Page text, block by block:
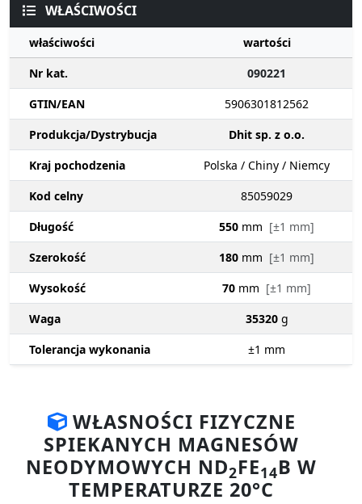
WŁAŚCIWOŚCI
właściwości
wartości
Nr kat.
090221
GTIN/EAN
5906301812562
Produkcja/Dystrybucja
Dhit sp. z o.o.
Kraj pochodzenia
Polska / Chiny / Niemcy
Kod celny
85059029
Długość
550 mm [±1 mm]
Szerokość
180 mm [±1 mm]
Wysokość
70 mm [±1 mm]
Waga
35320 g
Tolerancja wykonania
±1 mm
WŁASNOŚCI FIZYCZNE
SPIEKANYCH MAGNESÓW
NEODYMOWYCH ND2FE14B W
TEMPERATURZE 20°C